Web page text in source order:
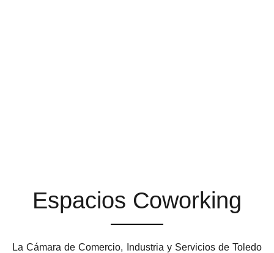
Espacios Coworking
La Cámara de Comercio, Industria y Servicios de Toledo